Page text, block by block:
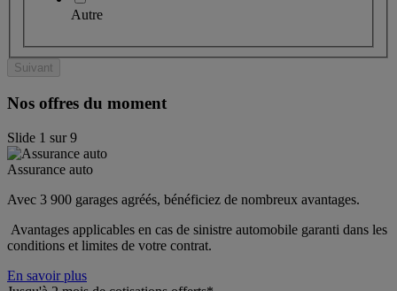
Autre
Suivant
Nos offres du moment
Slide 1 sur9
Assurance auto
Avec 3 900 garages agréés, bénéficiez de nombreux avantages.
Avantages applicables en cas de sinistre automobile garanti dans les
conditions et limites de votre contrat.
En savoir plus